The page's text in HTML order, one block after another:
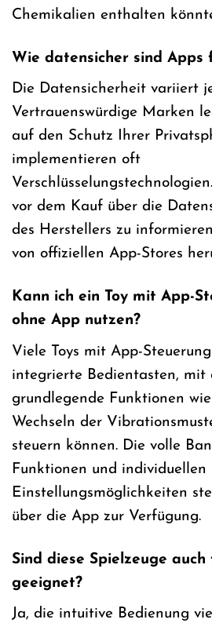
Chemikalien enthalten
Wie datensicher sind Apps
Die Datensicherheit variiert
Vertrauenswürdige Marken
auf den Schutz Ihrer
implementieren oft
vor dem Kauf über die
des Herstellers zu
von offiziellen App-Stores
Kann ich ein Toy mit App-
ohne App nutzen?
Viele Toys mit App-
integrierte Bedientasten, mit
grundlegende Funktionen
Wechseln der
steuern können. Die volle
Funktionen und individuellen
Einstellungsmöglichkeiten
über die App zur Verfügung.
Sind diese Spielzeuge
geeignet?
Ja, die intuitive Bedienung